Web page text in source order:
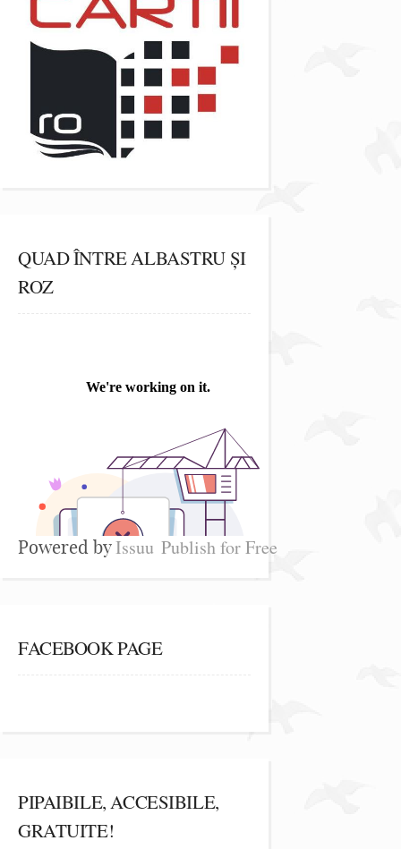
QUAD ÎNTRE ALBASTRU ȘI
ROZ
Powered byIssuu Publish for Free
FACEBOOK PAGE
PIPAIBILE, ACCESIBILE,
GRATUITE!